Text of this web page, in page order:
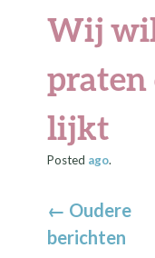
Wij
praten
lijkt
Posted ago.
← Oudere
berichten